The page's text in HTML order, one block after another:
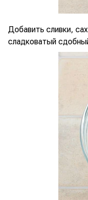
Добавить сливки,
сладковатый